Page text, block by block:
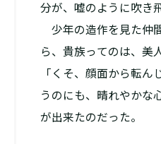
分が、嘘のように吹き
少年の造作を見た仲
ら、貴族ってのは、美
「くそ、顔面から転
うのにも、晴れやかな
が出来たのだった。